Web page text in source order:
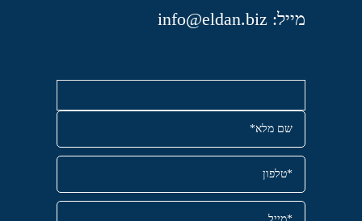
מייל: info@eldan.biz